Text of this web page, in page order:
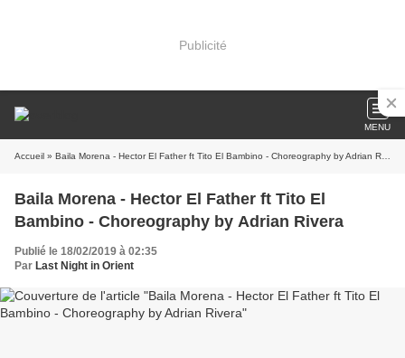
Publicité
MENU
Accueil » Baila Morena - Hector El Father ft Tito El Bambino - Choreography by Adrian Rivera
Baila Morena - Hector El Father ft Tito El
Bambino - Choreography by Adrian Rivera
Publié le 18/02/2019 à 02:35
Par Last Night in Orient